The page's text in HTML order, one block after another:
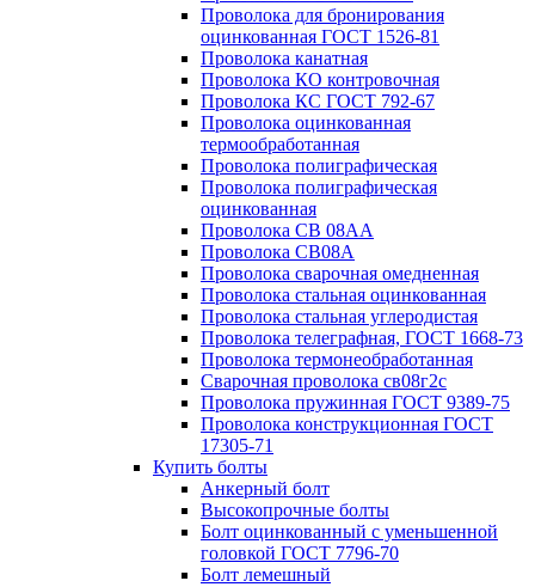
Проволока для бронирования
оцинкованная ГОСТ 1526-81
Проволока канатная
Проволока КО контровочная
Проволока КС ГОСТ 792-67
Проволока оцинкованная
термообработанная
Проволока полиграфическая
Проволока полиграфическая
оцинкованная
Проволока СВ 08АА
Проволока СВ08А
Проволока сварочная омедненная
Проволока стальная оцинкованная
Проволока стальная углеродистая
Проволока телеграфная, ГОСТ 1668-73
Проволока термонеобработанная
Сварочная проволока св08г2с
Проволока пружинная ГОСТ 9389-75
Проволока конструкционная ГОСТ
17305-71
Купить болты
Анкерный болт
Высокопрочные болты
Болт оцинкованный с уменьшенной
головкой ГОСТ 7796-70
Болт лемешный